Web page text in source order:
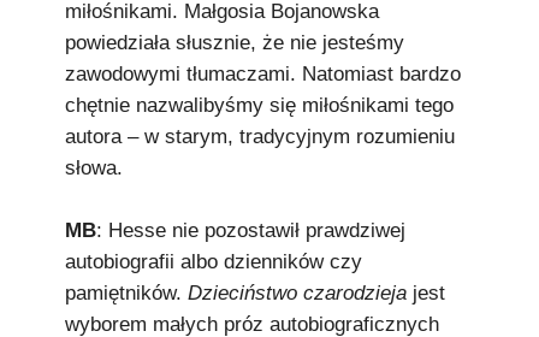
miłośnikami. Małgosia Bojanowska
powiedziała słusznie, że nie jesteśmy
zawodowymi tłumaczami. Natomiast bardzo
chętnie nazwalibyśmy się miłośnikami tego
autora – w starym, tradycyjnym rozumieniu
słowa.
MB: Hesse nie pozostawił prawdziwej
autobiografii albo dzienników czy
pamiętników. Dzieciństwo czarodzieja jest
wyborem małych próz autobiograficznych